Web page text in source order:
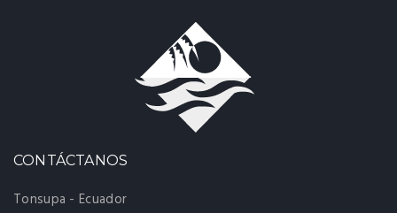
CONTÁCTANOS
Tonsupa - Ecuador